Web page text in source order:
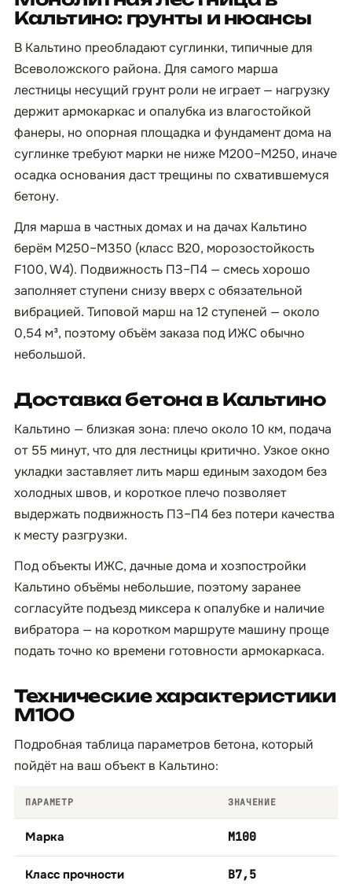
Кальтино: грунты и нюансы
В Кальтино преобладают суглинки, типичные для
Всеволожского района. Для самого марша
лестницы несущий грунт роли не играет — нагрузку
держит армокаркас и опалубка из влагостойкой
фанеры, но опорная площадка и фундамент дома на
суглинке требуют марки не ниже М200–М250, иначе
осадка основания даст трещины по схватившемуся
бетону.
Для марша в частных домах и на дачах Кальтино
берём М250–М350 (класс B20, морозостойкость
F100, W4). Подвижность П3–П4 — смесь хорошо
заполняет ступени снизу вверх с обязательной
вибрацией. Типовой марш на 12 ступеней — около
0,54 м³, поэтому объём заказа под ИЖС обычно
небольшой.
Доставка бетона в Кальтино
Кальтино — близкая зона: плечо около 10 км, подача
от 55 минут, что для лестницы критично. Узкое окно
укладки заставляет лить марш единым заходом без
холодных швов, и короткое плечо позволяет
выдержать подвижность П3–П4 без потери качества
к месту разгрузки.
Под объекты ИЖС, дачные дома и хозпостройки
Кальтино объёмы небольшие, поэтому заранее
согласуйте подъезд миксера к опалубке и наличие
вибратора — на коротком маршруте машину проще
подать точно ко времени готовности армокаркаса.
Технические характеристики
М100
Подробная таблица параметров бетона, который
пойдёт на ваш объект в Кальтино:
ПАРАМЕТР ЗНАЧЕНИЕ
Марка М100
Класс прочности B7,5